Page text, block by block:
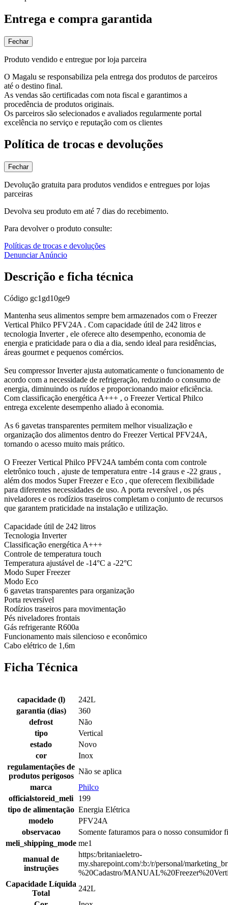
Entrega e compra garantida
Fechar
Produto vendido e entregue por loja parceira
O Magalu se responsabiliza pela entrega dos produtos de parceiros
até o destino final.
As vendas são certificadas com nota fiscal e garantimos a
procedência de produtos originais.
Os parceiros são selecionados e avaliados regularmente portal
excelência no serviço e reputação com os clientes
Política de trocas e devoluções
Fechar
Devolução gratuita para produtos vendidos e entregues por lojas
parceiras
Devolva seu produto em até 7 dias do recebimento.
Para devolver o produto consulte:
Políticas de trocas e devoluções
Denunciar Anúncio
Descrição e ficha técnica
Código gc1gd10ge9
Mantenha seus alimentos sempre bem armazenados com o Freezer
Vertical Philco PFV24A . Com capacidade útil de 242 litros e
tecnologia Inverter , ele oferece alto desempenho, economia de
energia e praticidade para o dia a dia, sendo ideal para residências,
áreas gourmet e pequenos comércios.
Seu compressor Inverter ajusta automaticamente o funcionamento de
acordo com a necessidade de refrigeração, reduzindo o consumo de
energia, diminuindo os ruídos e proporcionando maior eficiência.
Com classificação energética A+++ , o Freezer Vertical Philco
entrega excelente desempenho aliado à economia.
As 6 gavetas transparentes permitem melhor visualização e
organização dos alimentos dentro do Freezer Vertical PFV24A,
tornando o acesso muito mais prático.
O Freezer Vertical Philco PFV24A também conta com controle
eletrônico touch , ajuste de temperatura entre -14 graus e -22 graus ,
além dos modos Super Freezer e Eco , que oferecem flexibilidade
para diferentes necessidades de uso. A porta reversível , os pés
niveladores e os rodízios traseiros completam o conjunto de recursos
que garantem praticidade na instalação e utilização.
Capacidade útil de 242 litros
Tecnologia Inverter
Classificação energética A+++
Controle de temperatura touch
Temperatura ajustável de -14°C a -22°C
Modo Super Freezer
Modo Eco
6 gavetas transparentes para organização
Porta reversível
Rodízios traseiros para movimentação
Pés niveladores frontais
Gás refrigerante R600a
Funcionamento mais silencioso e econômico
Cabo elétrico de 1,6m
Ficha Técnica
capacidade (l)
242L
garantia (dias)
360
defrost
Não
tipo
Vertical
estado
Novo
cor
Inox
regulamentações de
produtos perigosos
Não se aplica
marca
Philco
officialstoreid_meli
199
tipo de alimentação Energia Elétrica
modelo
PFV24A
observacao
Somente faturamos para o nosso consumidor
meli_shipping_mode me1
manual de
instruções
https:/britaniaeletro-
my.sharepoint.com/:b:/r/personal/
%20Cadastro/
Capacidade Líquida
Total
242L